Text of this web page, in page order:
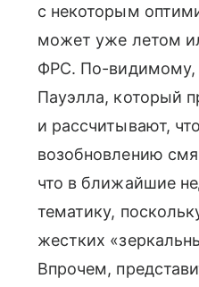
с некоторым
может уже летом
ФРС. По-видимому,
Пауэлла, который
и рассчитывают,
возобновлению
что в ближайшие
тематику,
жестких
Впрочем,